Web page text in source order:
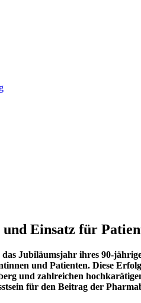
Einsatz für
Jubiläumsjahr ihres 90-
und Patienten. Diese
und zahlreichen
für den Beitrag der